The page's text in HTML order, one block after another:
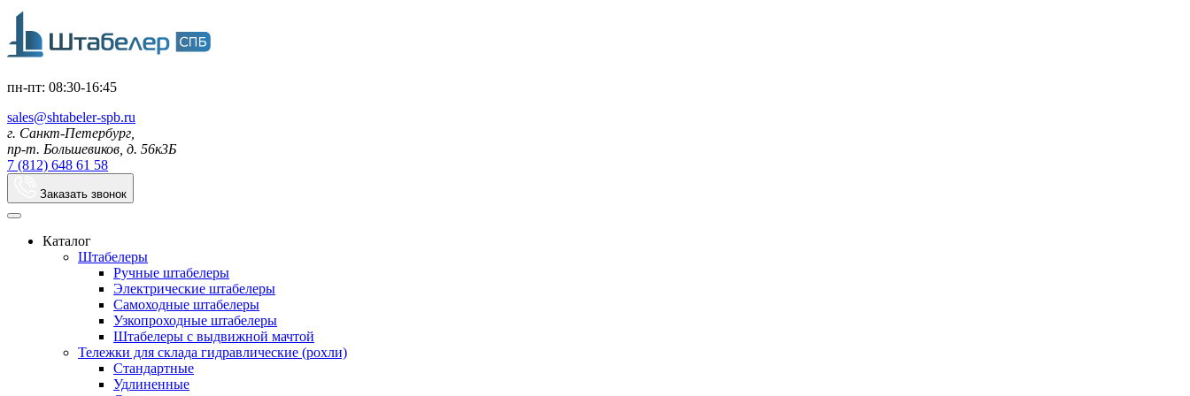
пн-пт: 08:30-16:45
sales@shtabeler-spb.ru
г. Санкт-Петербург,
пр-т. Большевиков, д. 56к3Б
7 (812) 648 61 58
Заказать звонок
Каталог
Штабелеры
Ручные штабелеры
Электрические штабелеры
Самоходные штабелеры
Узкопроходные штабелеры
Штабелеры с выдвижной мачтой
Тележки для склада гидравлические (рохли)
Стандартные
Удлиненные